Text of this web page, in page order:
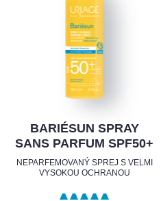
BARIÉSUN SPRAY
SANS PARFUM SPF50+
NEPARFEMOVANÝ SPREJ S VELMI
VYSOKOU OCHRANOU